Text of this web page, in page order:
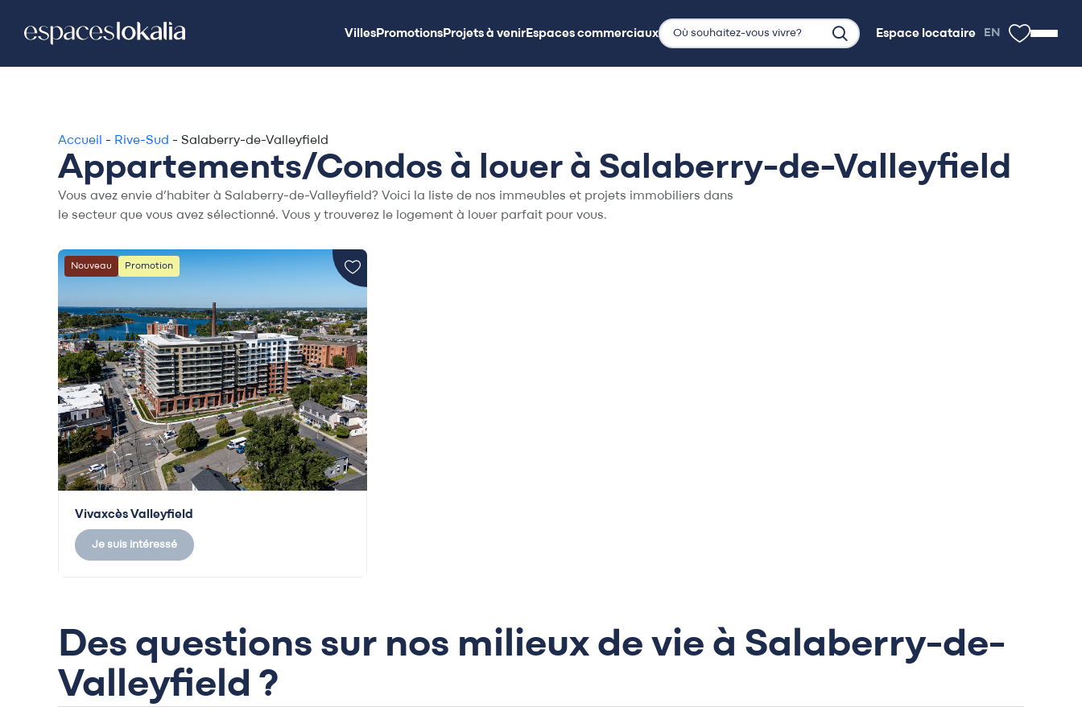
VillesPromotionsProjets à venirEspaces commerciaux
Espace locataire
EN
Accueil - Rive-Sud - Salaberry-de-Valleyfield
Appartements/Condos à louer à Salaberry-de-Valleyfield
Vous avez envie d’habiter à Salaberry-de-Valleyfield? Voici la liste de nos immeubles et projets immobiliers dans
le secteur que vous avez sélectionné. Vous y trouverez le logement à louer parfait pour vous.
Nouveau Promotion
Vivaxcès Valleyfield
Je suis intéressé
Des questions sur nos milieux de vie à Salaberry-de-
Valleyfield ?